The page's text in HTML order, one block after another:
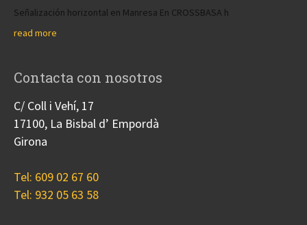
Señalización horizontal en Manresa En CROSSBASA h
read more
Contacta con nosotros
C/ Coll i Vehí, 17
17100, La Bisbal d’ Empordà
Girona
Tel: 609 02 67 60
Tel: 932 05 63 58